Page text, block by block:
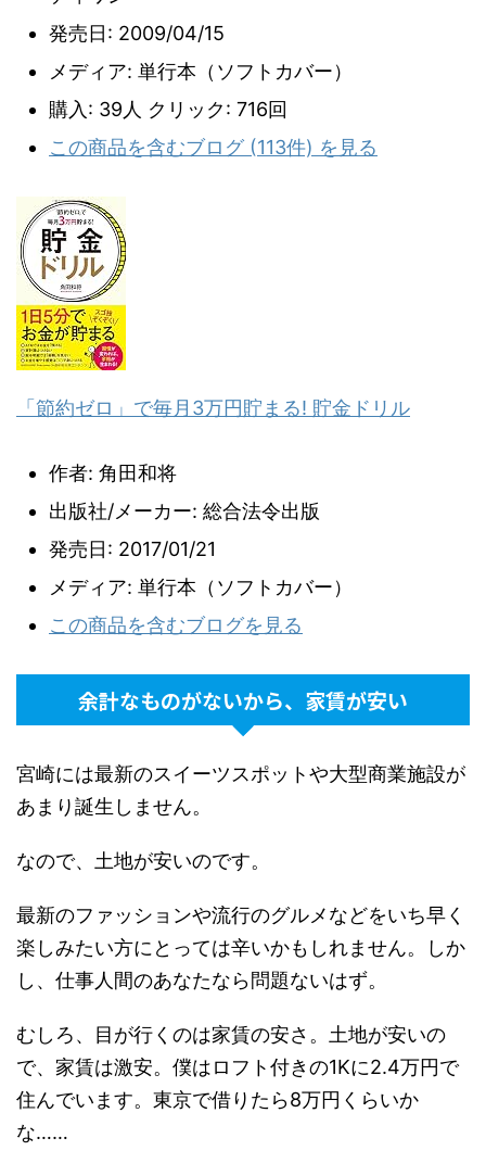
発売日: 2009/04/15
メディア: 単行本（ソフトカバー）
購入 : 39人 クリック: 716回
この商品を含むブログ (113件) を見る
「節約ゼロ」で毎月3万円貯まる! 貯金ドリル
作者: 角田和将
出版社/メーカー: 総合法令出版
発売日: 2017/01/21
メディア: 単行本（ソフトカバー）
この商品を含むブログを見る
余計なものがないから、家賃が安い
宮崎には最新のスイーツスポットや大型商業施設が
あまり誕生しません。
なので、土地が安いのです。
最新のファッションや流行のグルメなどをいち早く
楽しみたい方にとっては辛いかもしれません。しか
し、仕事人間のあなたなら問題ないはず。
むしろ、目が行くのは家賃の安さ。土地が安いの
で、家賃は激安。僕はロフト付きの1Kに2.4万円で
住んでいます。東京で借りたら8万円くらいか
な……